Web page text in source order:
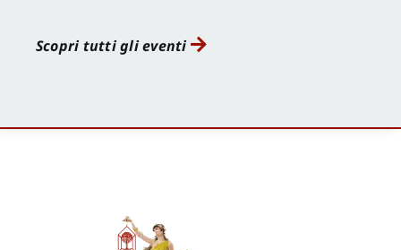
Scopri tutti gli eventi